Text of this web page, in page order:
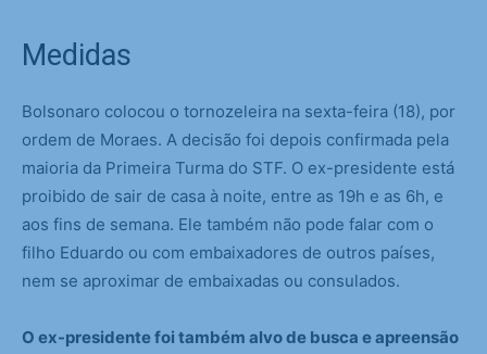
Medidas
Bolsonaro colocou o tornozeleira na sexta-feira (18), por
ordem de Moraes. A decisão foi depois confirmada pela
maioria da Primeira Turma do STF. O ex-presidente está
proibido de sair de casa à noite, entre as 19h e as 6h, e
aos fins de semana. Ele também não pode falar com o
filho Eduardo ou com embaixadores de outros países,
nem se aproximar de embaixadas ou consulados.
O ex-presidente foi também alvo de busca e apreensão